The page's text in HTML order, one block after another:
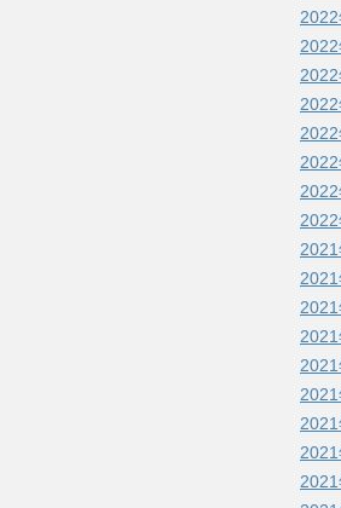
2022
2022
2022
2022
2022
2022
2022
2022
2021
2021
2021
2021
2021
2021
2021
2021
2021